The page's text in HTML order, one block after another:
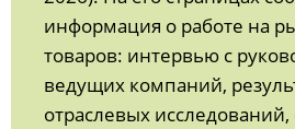
информация о работе на
товаров: интервью с
ведущих компаний,
отраслевых